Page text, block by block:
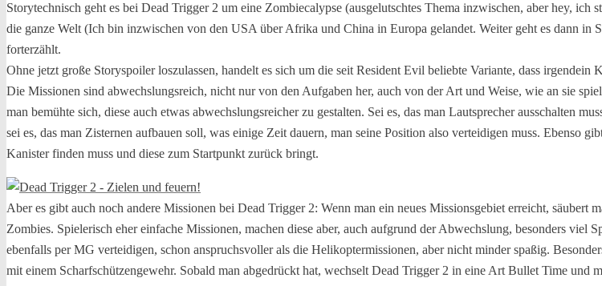
Storytechnisch geht es bei Dead Trigger 2 um eine Zombiecalypse (ausgelutschtes Thema inzwischen, aber hey,
die ganze Welt (Ich bin inzwischen von den USA über Afrika und China in Europa gelandet. Weiter geht es dann in
forterzählt.
Ohne jetzt große Storyspoiler loszulassen, handelt es sich um die seit Resident Evil beliebte Variante, dass irgendein
Die Missionen sind abwechslungsreich, nicht nur von den Aufgaben her, auch von der Art und Weise, wie an sie
man bemühte sich, diese auch etwas abwechslungsreicher zu gestalten. Sei es, das man Lautsprecher ausschalten
sei es, das man Zisternen aufbauen soll, was einige Zeit dauern, man seine Position also verteidigen muss. Ebenso
Kanister finden muss und diese zum Startpunkt zurück bringt.
Aber es gibt auch noch andere Missionen bei Dead Trigger 2: Wenn man ein neues Missionsgebiet erreicht,
Zombies. Spielerisch eher einfache Missionen, machen diese aber, auch aufgrund der Abwechslung, besonders viel
ebenfalls per MG verteidigen, schon anspruchsvoller als die Helikoptermissionen, aber nicht minder spaßig.
mit einem Scharfschützengewehr. Sobald man abgedrückt hat, wechselt Dead Trigger 2 in eine Art Bullet Time und